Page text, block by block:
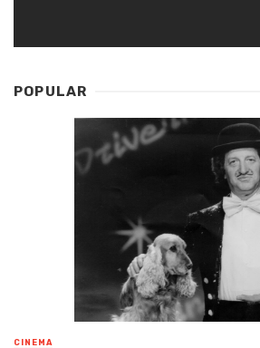
POPULAR
CINEMA